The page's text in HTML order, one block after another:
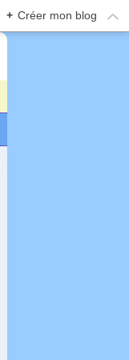
+ Créer mon blog